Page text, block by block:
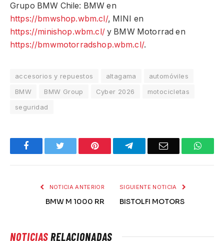
Grupo BMW Chile: BMW en
https://bmwshop.wbm.cl/, MINI en
https://minishop.wbm.cl/y BMW Motorrad en
https://bmwmotorradshop.wbm.cl/.
accesorios y repuestos altagama
automóviles
BMW
BMW Group Cyber 2026
motocicletas
seguridad
Facebook Pinterest TelegramEmail
NOTICIA ANTERIOR
BMW M 1000 RR
SIGUIENTE NOTICIA
BISTOLFI MOTORS
NOTICIASRELACIONADAS